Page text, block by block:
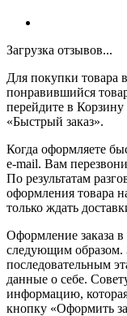
Загрузка отзывов...
Для покупки товара
понравившийся
перейдите в
«Быстрый заказ».
Когда оформляете
e-mail. Вам
По результатам
оформления товара
только ждать
Оформление заказа
следующим образом.
последовательным
данные о себе.
информацию,
кнопку «Оформить